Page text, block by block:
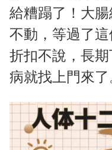
給糟蹋了！大
不動，等過了
折扣不說，長
病就找上門來了